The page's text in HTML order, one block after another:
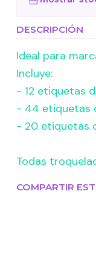
DESCRIPCIÓN
Ideal para
Incluye:
- 12 etiquetas
- 44 etiquetas
- 20 etiquetas
Todas
COMPARTIR